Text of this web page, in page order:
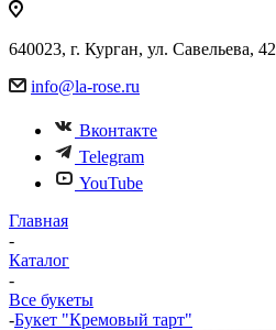
640023, г. Курган, ул. Савельева, 42
info@la-rose.ru
Вконтакте
Telegram
YouTube
Главная
-
Каталог
-
Все букеты
-Букет "Кремовый тарт"